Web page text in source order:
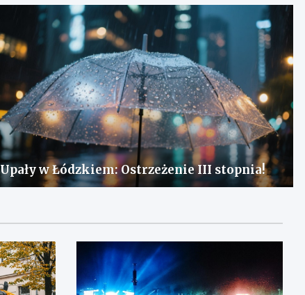
Upały w Łódzkiem: Ostrzeżenie III stopnia!